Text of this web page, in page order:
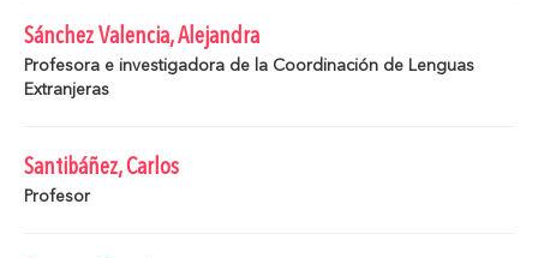
Sánchez Valencia, Alejandra
Profesora e investigadora de la Coordinación de Lenguas
Extranjeras
Santibáñez, Carlos
Profesor